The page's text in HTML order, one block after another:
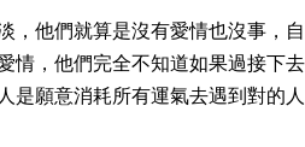
他們就算是沒有愛情也沒事，
情，他們完全不知道如果過接下
是願意消耗所有運氣去遇到對的